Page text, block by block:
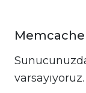
varsayıyoruz.